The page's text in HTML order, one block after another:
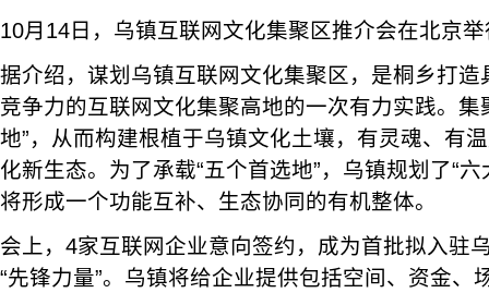
10月14日，乌镇互联网文化集聚区推介会在北京
据介绍，谋划乌镇互联网文化集聚区，是桐乡打
竞争力的互联网文化集聚高地的一次有力实践。集
地”，从而构建根植于乌镇文化土壤，有灵魂、有
化新生态。为了承载“五个首选地”，乌镇规划了“
将形成一个功能互补、生态协同的有机整体。
会上，4家互联网企业意向签约，成为首批拟入驻
“先锋力量”。乌镇将给企业提供包括空间、资金、